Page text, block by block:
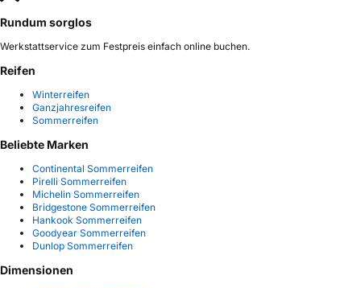
Rundum sorglos
Werkstattservice zum Festpreis einfach online buchen.
Reifen
Winterreifen
Ganzjahresreifen
Sommerreifen
Beliebte Marken
Continental Sommerreifen
Pirelli Sommerreifen
Michelin Sommerreifen
Bridgestone Sommerreifen
Hankook Sommerreifen
Goodyear Sommerreifen
Dunlop Sommerreifen
Dimensionen